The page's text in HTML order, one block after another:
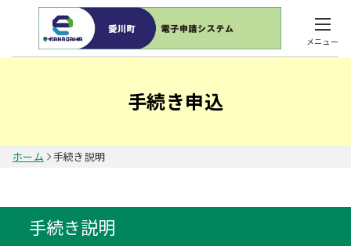
メニュー
手続き申込
ホーム 手続き説明
手続き説明